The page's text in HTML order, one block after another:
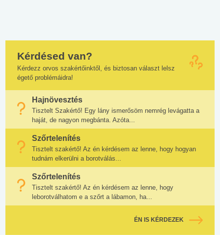
Kérdésed van?
Kérdezz orvos szakértőinktől, és biztosan választ lelsz
égető problémáidra!
Hajnövesztés
Tisztelt Szakértő! Egy lány ismerősöm nemrég levágatta a
haját, de nagyon megbánta. Azóta...
Szőrtelenítés
Tisztelt szakértő! Az én kérdésem az lenne, hogy hogyan
tudnám elkerülni a borotválás...
Szőrtelenítés
Tisztelt szakértő! Az én kérdésem az lenne, hogy
leborotválhatom e a szőrt a lábamon, ha...
ÉN IS KÉRDEZEK